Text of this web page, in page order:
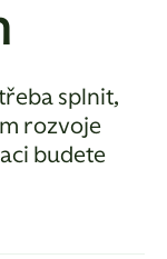
splnit,
rozvoje
budete